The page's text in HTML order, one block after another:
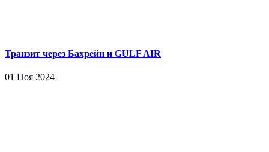
Транзит через Бахрейн и GULF AIR
01 Ноя 2024